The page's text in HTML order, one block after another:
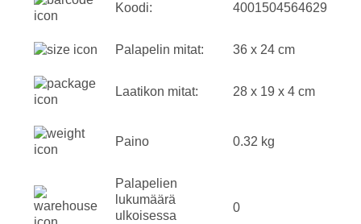
Koodi: 4001504564629
Palapelin mitat: 36 x 24 cm
Laatikon mitat: 28 x 19 x 4 cm
Paino 0.32 kg
Palapelien
lukumäärä
ulkoisessa
0